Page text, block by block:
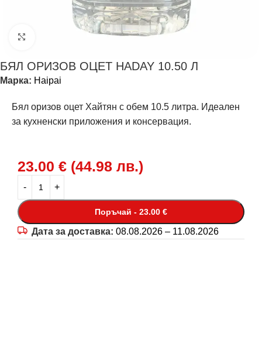
Щракнете за уголемяване
БЯЛ ОРИЗОВ ОЦЕТ HADAY 10.50 Л
Марка: Haipai
Бял оризов оцет Хайтян с обем 10.5 литра. Идеален
за кухненски приложения и консервация.
23.00 € (44.98 лв.)
Поръчай - 23.00 €
Дата за доставка: 08.08.2026 – 11.08.2026